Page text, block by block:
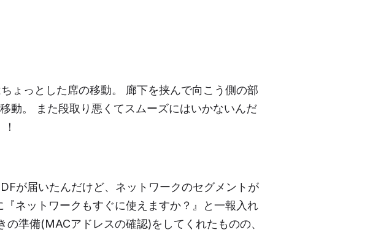
ょっとした席の移動。 廊下を挟んで向こう側の部
動。 また段取り悪くてスムーズにはいかないんだ
が届いたんだけど、ネットワークのセグメントが
ネットワークもすぐに使えますか？』と一報入れ
準備(MACアドレスの確認)をしてくれたものの、